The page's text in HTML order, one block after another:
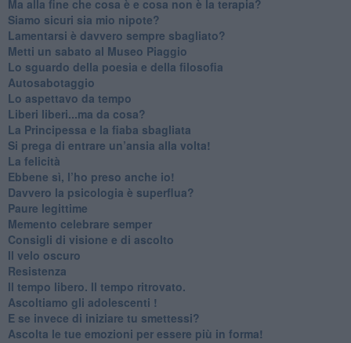
​Ma alla fine che cosa è e cosa non è la terapia?
​Siamo sicuri sia mio nipote?
​Lamentarsi è davvero sempre sbagliato?
​Metti un sabato al Museo Piaggio
​Lo sguardo della poesia e della filosofia
Autosabotaggio
​Lo aspettavo da tempo
​Liberi liberi...ma da cosa?
​La Principessa e la fiaba sbagliata
Si prega di entrare un’ansia alla volta!
​La felicità
​Ebbene sì, l’ho preso anche io!
​Davvero la psicologia è superflua?
Paure legittime
​Memento celebrare semper
​Consigli di visione e di ascolto
​Il velo oscuro
Resistenza
​Il tempo libero. Il tempo ritrovato.
Ascoltiamo gli adolescenti !
​E se invece di iniziare tu smettessi?
​Ascolta le tue emozioni per essere più in forma!